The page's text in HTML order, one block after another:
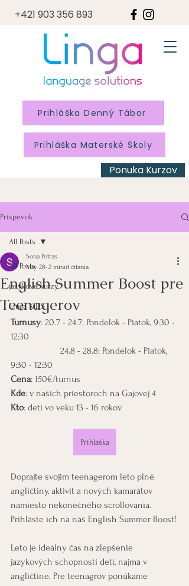
Prihláška Denný Tábor
Prihláška Materské Školy
Ponuka Kurzov
+421 903 356 893
Príspevok
All Posts
jazykové kurzy
Linga KIDS
All Posts
English Summer Boost pre
Teenagerov
Sona Petras
May 28 2 minút čítania
Turnusy: 20.7 - 24.7: Pondelok - Piatok, 9:30 -
12:30
9:30 - 12:30
Cena: 150€/turnus
Kde: v našich priestoroch na Gajovej 4
Kto: deti vo veku 13 - 16 rokov
Prihláška
Doprajte svojim teenagerom leto plné
angličtiny, aktivít a nových kamarátov
namiesto nekonečného scrollovania.
Prihláste ich na náš English Summer Boost!
Leto je ideálny čas na zlepšenie
jazykových schopností detí, najmä v
angličtine. Pre teenagrov ponúkame